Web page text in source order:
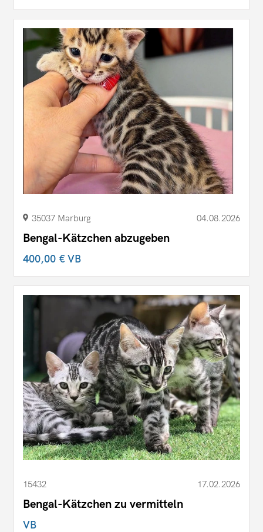
35037 Marburg 04.08.2026
Bengal-Kätzchen abzugeben
400,00 €VB
15432 17.02.2026
Bengal-Kätzchen zu vermitteln
VB